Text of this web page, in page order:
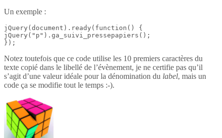
Un exemple :
jQuery(document).ready(function() {
jQuery("p").ga_suivi_pressepapiers();
});
Notez toutefois que ce code utilise les 10 premiers caractères du
texte copié dans le libellé de l’évènement, je ne certifie pas qu’il
s’agit d’une valeur idéale pour la dénomination du label, mais un
code ça se modifie tout le temps :-).